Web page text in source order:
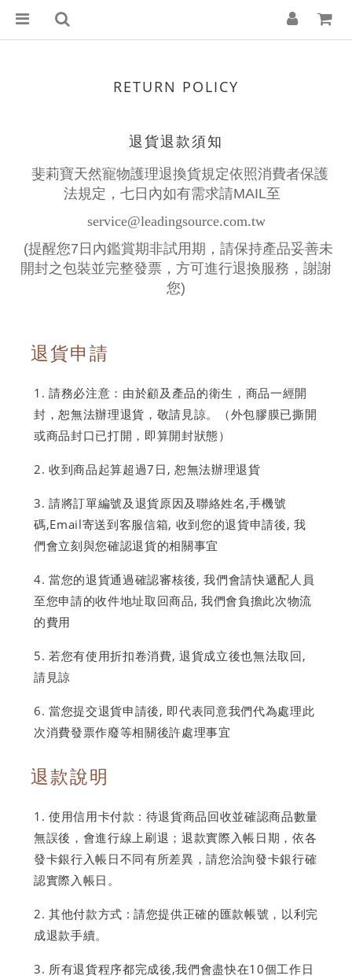
RETURN POLICY
退貨退款須知
斐莉寶天然寵物護理退換貨規定依照消費者保護
法規定，七日內如有需求請MAIL至
service@leadingsource.com.tw
(提醒您7 日內鑑賞期非試用期，請保持產品妥善未
開封之包裝並完整發票，方可進行退換服務，謝謝
您)
退貨申請
請務必注意：由於顧及產品的衛生 ， 商品一經開
封 ，恕無法辦理退貨，敬請見諒。（外包膠膜已撕開
或商品封口已打開，即算開封狀態）
收到商品起算超過7日, 恕無法辦理退貨
請將訂單編號及退貨原因及聯絡姓名,手機號
碼,Email寄送到客服信箱, 收到您的退貨申請後, 我
們會立刻與您確認退貨的相關事宜
當您的退貨通過確認審核後, 我們會請快遞配人員
至您申請的收件地址取回商品, 我們會負擔此次物流
的費用
若您有使用折扣卷消費, 退貨成立後也無法取回,
請見諒
當您提交退貨申請後, 即代表同意我們代為處理此
次消費發票作廢等相關後許處理事宜
退款說明
使用信用卡付款 : 待退貨商品回收並確認商品數量
無誤後，會進行線上刷退；退款實際入帳日期，依各
發卡銀行入帳日不同有所差異，請您洽詢發卡銀行確
認實際入帳日。
其他付款方式 : 請您提供正確的匯款帳號，以利完
成退款手續。
所有退貨程序都完成後,我們會盡快在10個工作日